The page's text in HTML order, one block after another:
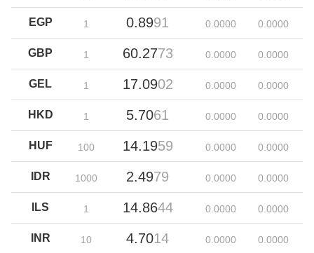
EGP 1 0.8991 0.0000 0.0000
GBP 1 60.2773 0.0000 0.0000
GEL 1 17.0902 0.0000 0.0000
HKD 1 5.7061 0.0000 0.0000
HUF 100 14.1959 0.0000 0.0000
IDR 1000 2.4979 0.0000 0.0000
ILS 1 14.8644 0.0000 0.0000
INR 10 4.7014 0.0000 0.0000